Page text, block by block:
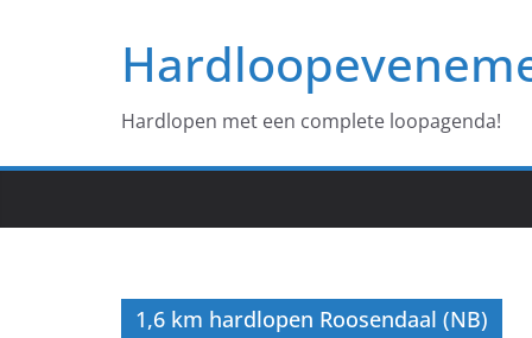
Hardlopen met een complete loopagenda!
1,6 km hardlopen Roosendaal (NB)